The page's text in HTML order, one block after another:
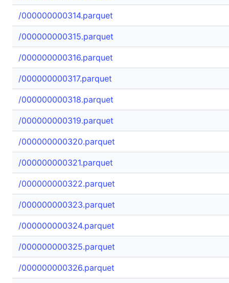
/000000000314.parquet
/000000000315.parquet
/000000000316.parquet
/000000000317.parquet
/000000000318.parquet
/000000000319.parquet
/000000000320.parquet
/000000000321.parquet
/000000000322.parquet
/000000000323.parquet
/000000000324.parquet
/000000000325.parquet
/000000000326.parquet